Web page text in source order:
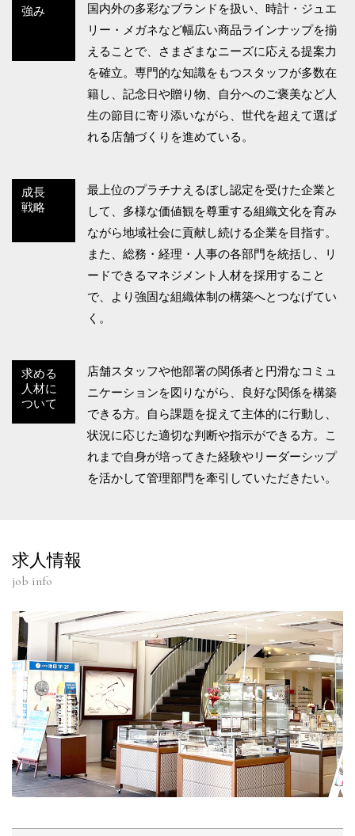
強み
国内外の多彩なブランドを扱い、時計・ジュエ
リー・メガネなど幅広い商品ラインナップを揃
えることで、さまざまなニーズに応える提案力
を確立。専門的な知識をもつスタッフが多数在
籍し、記念日や贈り物、自分へのご褒美など人
生の節目に寄り添いながら、世代を超えて選ば
れる店舗づくりを進めている。
成長
戦略
最上位のプラチナえるぼし認定を受けた企業と
して、多様な価値観を尊重する組織文化を育み
ながら地域社会に貢献し続ける企業を目指す。
また、総務・経理・人事の各部門を統括し、リ
ードできるマネジメント人材を採用すること
で、より強固な組織体制の構築へとつなげてい
く。
求める
人材に
ついて
店舗スタッフや他部署の関係者と円滑なコミュ
ニケーションを図りながら、良好な関係を構築
できる方。自ら課題を捉えて主体的に行動し、
状況に応じた適切な判断や指示ができる方。こ
れまで自身が培ってきた経験やリーダーシップ
を活かして管理部門を牽引していただきたい。
求人情報
job info